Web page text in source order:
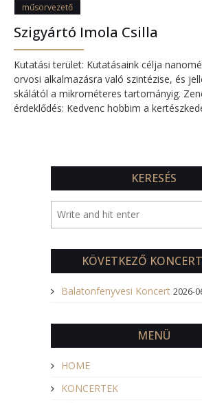
műsorvezető
Szigyártó Imola Csilla
Kutatási terület: Kutatásaink célja
orvosi alkalmazásra való szintézise, és
skálától a mikrométeres tartományig.
érdeklődés: Kedvenc hobbim a
KERESÉS
KÖVETKEZŐ
Balatonfenyvesi Koncert 2026-
MENÜ
HOME
KONCERTEK